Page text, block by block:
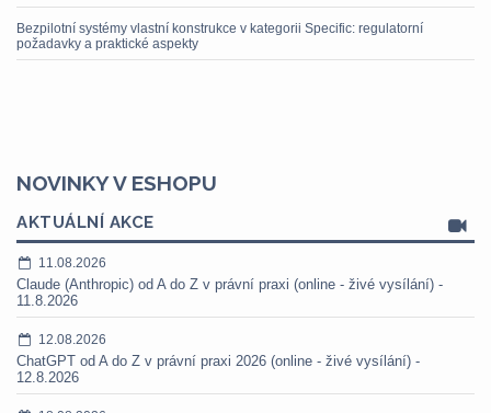
Bezpilotní systémy vlastní konstrukce v kategorii Specific: regulatorní
požadavky a praktické aspekty
NOVINKY V ESHOPU
AKTUÁLNÍ AKCE
11.08.2026
Claude (Anthropic) od A do Z v právní praxi (online - živé vysílání) -
11.8.2026
12.08.2026
ChatGPT od A do Z v právní praxi 2026 (online - živé vysílání) -
12.8.2026